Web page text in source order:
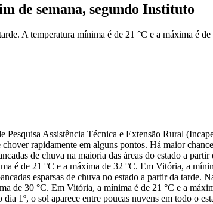
de semana, segundo Instituto
A temperatura mínima é de 21 °C e a máxima é de
Assistência Técnica e Extensão Rural
rapidamente em alguns pontos. Há maior
de chuva na maioria das áreas do estado a
é de 21 °C e a máxima de 32 °C. Em Vitória, a
esparsas de chuva no estado a partir da tarde.
de 30 °C. Em Vitória, a mínima é de 21 °C e a
1º, o sol aparece entre poucas nuvens em todo o